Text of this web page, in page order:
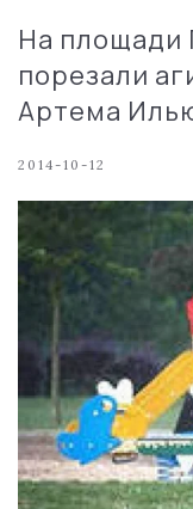
На площади
порезали
Артема
2014-10-12